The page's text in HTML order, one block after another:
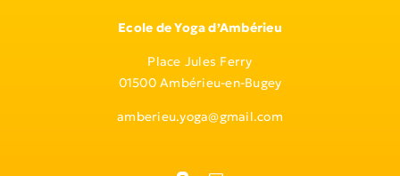
Ecole de Yoga d’Ambérieu
Place Jules Ferry
01500 Ambérieu-en-Bugey
amberieu.yoga@gmail.com